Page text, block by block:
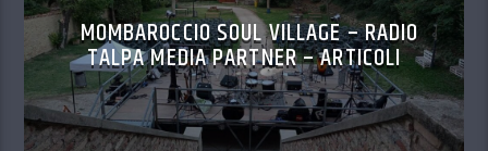
MOMBAROCCIO SOUL VILLAGE – RADIO
TALPA MEDIA PARTNER – ARTICOLI